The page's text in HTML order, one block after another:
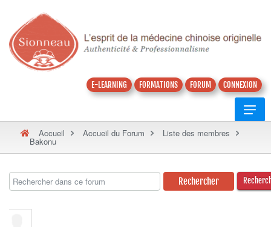
E-LEARNING FORMATIONS FORUM CONNEXION
Accueil Accueil du Forum Liste des membres
Bakonu